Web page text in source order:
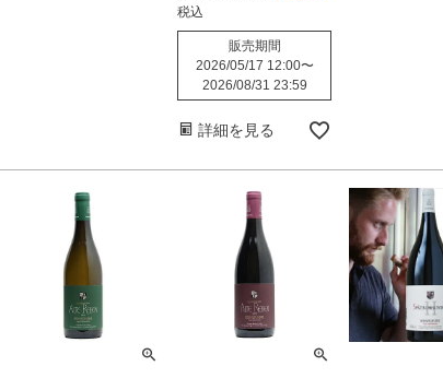
税込
販売期間
2026/05/17 12:00〜
2026/08/31 23:59
詳細を見る